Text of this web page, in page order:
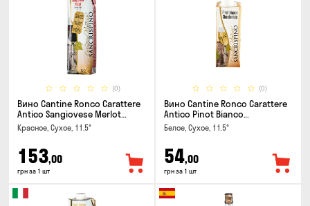
(0)
Вино Cantine Ronco Carattere
Antico Sangiovese Merlot
Rubicone IGT 1л
Красное, Сухое, 11.5°
153,00
грн за 1 шт
(0)
Вино Cantine Ronco Carattere
Antico Pinot Bianco
Chardonnay Rubicone IGT 0.25л
Белое, Сухое, 11.5°
54,00
грн за 1 шт